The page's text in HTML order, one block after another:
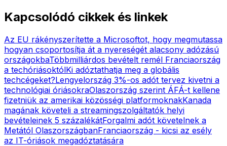
Kapcsolódó cikkek és linkek
Az EU rákényszerítette a Microsoftot, hogy megmutassa
hogyan csoportosítja át a nyereségét alacsony adózású
országokbaTöbbmilliárdos bevételt remél Franciaország
a techóriásoktólKi adóztathatja meg a globális
techcégeket?Lengyelország 3%-os adót tervez kivetni a
technológiai óriásokraOlaszország szerint ÁFÁ-t kellene
fizetniük az amerikai közösségi platformoknakKanada
magának követeli a streamingszolgáltatók helyi
bevételeinek 5 százalékátForgalmi adót követelnek a
Metától OlaszországbanFranciaország - kicsi az esély
az IT-óriások megadóztatására